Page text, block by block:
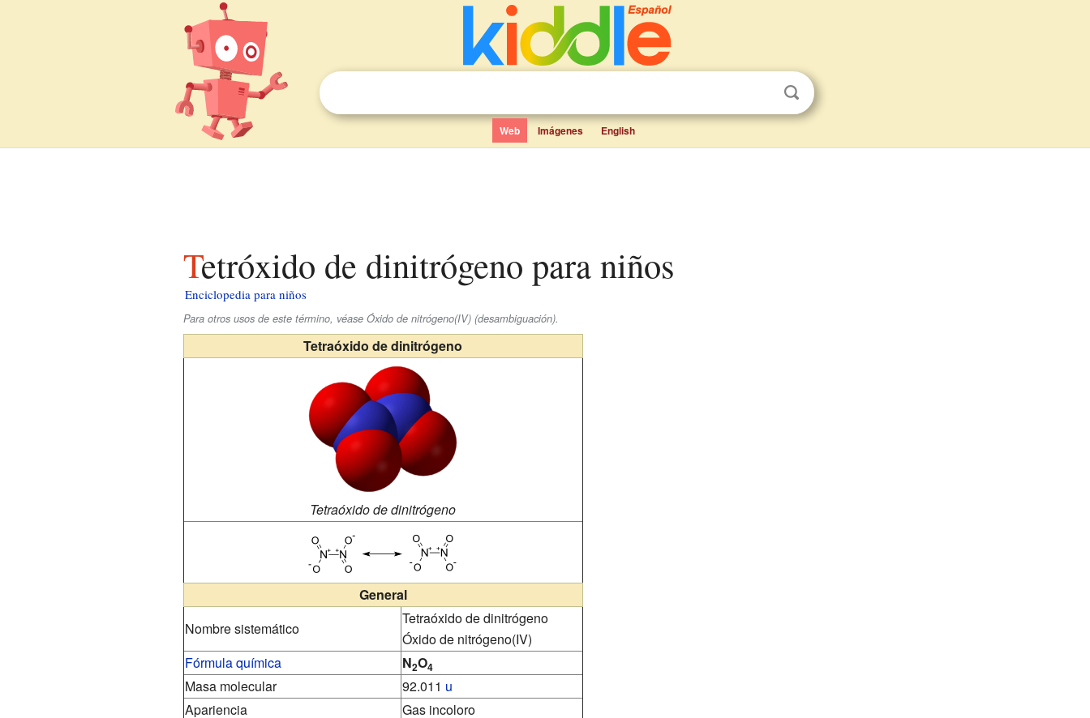
Web Imágenes English
Tetróxido de dinitrógeno para niños
Enciclopedia para niños
Para otros usos de este término, véase Óxido de nitrógeno(IV) (desambiguación).
Tetraóxido de dinitrógeno
Tetraóxido de dinitrógeno
General
Nombre sistemático
Tetraóxido de dinitrógeno
Óxido de nitrógeno(IV)
Fórmula química
N2O4
Masa molecular 92.011 u
Apariencia
Gas incoloro